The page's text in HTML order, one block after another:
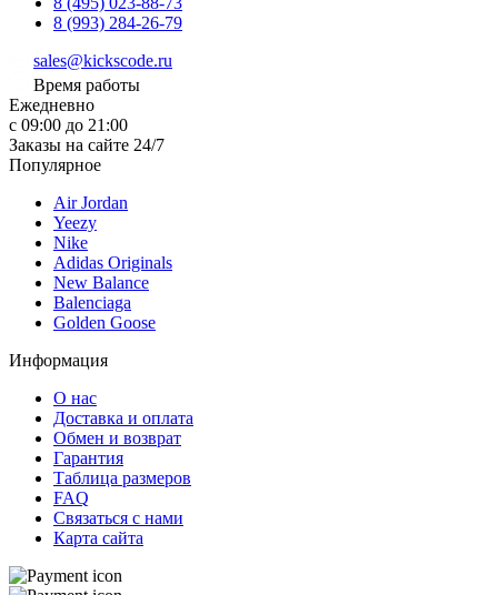
8 (993) 284-26-79
sales@kickscode.ru
Время работы
Ежедневно
с 09:00 до 21:00
Заказы на сайте 24/7
Популярное
Air Jordan
Yeezy
Nike
Adidas Originals
New Balance
Balenciaga
Golden Goose
Информация
О нас
Доставка и оплата
Обмен и возврат
Гарантия
Таблица размеров
FAQ
Связаться с нами
Карта сайта